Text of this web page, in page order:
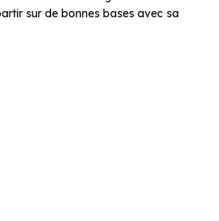
sur de bonnes bases avec sa